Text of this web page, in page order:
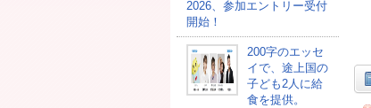
2026、参加エントリー受付
開始！
200字のエッセ
イで、途上国の
子ども2人に給
食を提供。